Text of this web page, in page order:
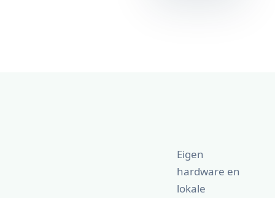
Eigen
hardware en
lokale